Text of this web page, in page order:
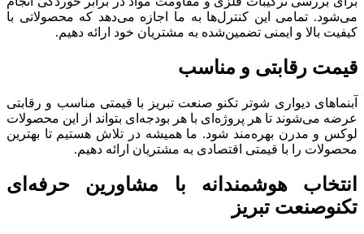
می‌شود. تمامی این کنترل‌ها به ما اجازه می‌دهد که محصولاتی با
کیفیت بالا و ایمنی تضمین‌شده به مشتریان خود ارائه دهیم.
قیمت رقابتی و مناسب
آبنماهای دیواری شوتر تکنو صنعت تبریز با قیمتی مناسب و رقابتی
عرضه می‌شوند تا هر پروژه‌ای با هر بودجه‌ای بتواند از این محصولات
لوکس و مدرن بهره‌مند شود. ما همیشه در تلاش هستیم تا بهترین
محصولات را با قیمتی اقتصادی به مشتریان ارائه دهیم.
انتخاب هوشمندانه با مشاورین حرفه‌ای
تکنوصنعت تبریز